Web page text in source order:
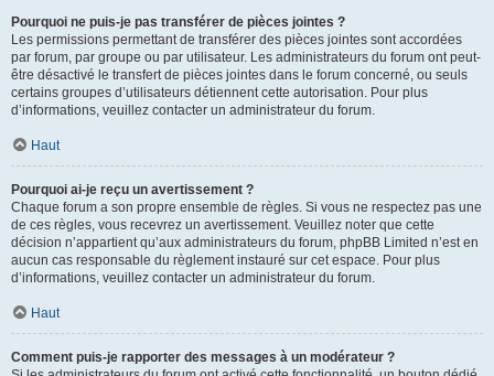
Pourquoi ne puis-je pas transférer de pièces jointes ?
Les permissions permettant de transférer des pièces jointes sont accordées
par forum, par groupe ou par utilisateur. Les administrateurs du forum ont peut-
être désactivé le transfert de pièces jointes dans le forum concerné, ou seuls
certains groupes d’utilisateurs détiennent cette autorisation. Pour plus
d’informations, veuillez contacter un administrateur du forum.
Haut
Pourquoi ai-je reçu un avertissement ?
Chaque forum a son propre ensemble de règles. Si vous ne respectez pas une
de ces règles, vous recevrez un avertissement. Veuillez noter que cette
décision n’appartient qu’aux administrateurs du forum, phpBB Limited n’est en
aucun cas responsable du règlement instauré sur cet espace. Pour plus
d’informations, veuillez contacter un administrateur du forum.
Haut
Comment puis-je rapporter des messages à un modérateur ?